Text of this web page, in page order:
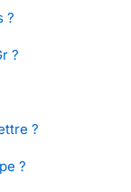
?
?
?
?